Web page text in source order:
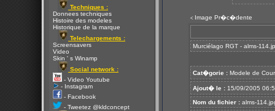
Techniques :
Donnees techniques
Histoire des modeles
Historique de la marque
Telechargements :
Screensavers
Video
Skin ' s Winamp
Social network :
- Video Youtube
- Instagram
- Facebook
- Tweetez @kldconcept
< Image Pr�c�dente
Murciélago RGT - alms-
Cat�gorie : Modele de
Ajout� le : 15/09/2005
Nom du fichier : alms-